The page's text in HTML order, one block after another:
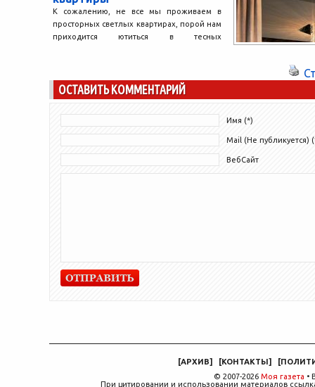
К сожалению, не все мы проживаем в
просторных светлых квартирах, порой нам
приходится ютиться в тесных
ОСТАВИТЬ КОММЕНТАРИЙ
Имя (*)
Mail (Не публикуется)
ВебСайт
[АРХИВ] [КОНТАКТЫ] [
© 2007-2026 Моя газета •
При цитировании и использовании материалов